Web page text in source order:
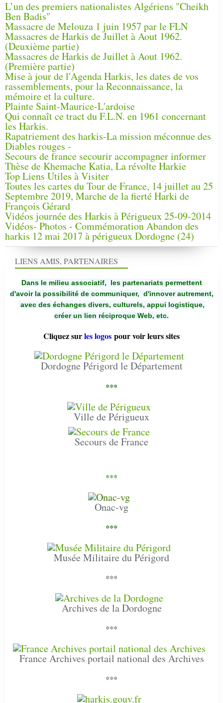
L’un des premiers nationalistes Algériens "Cheikh
Ben Badis"
Massacre de Melouza 1 juin 1957 par le FLN
Massacres de Harkis de Juillet à Aout 1962.
(Deuxième partie)
Massacres de Harkis de Juillet à Aout 1962.
(Première partie)
Mise à jour de l'Agenda Harkis, les dates de vos
rassemblements, pour la Reconnaissance, la
mémoire et la culture.
Plainte Saint-Maurice-L'ardoise
Qui connaît ce tract du F.L.N. en 1961 concernant
les Harkis.
Rapatriement des harkis-La mission méconnue des
Diables rouges -
Secours de france secourir accompagner informer
Thèse de Khemache Katia, La révolte Harkie
Top Liens Utiles à Visiter
Toutes les cartes du Tour de France, 14 juillet au 25
Septembre 2019, Marche de la fierté Harki de
François Gérard
Vidéos journée des Harkis à Périgueux 25-09-2014
Vidéos- Photos - Commémoration Abandon des
harkis 12 mai 2017 à périgueux Dordogne (24)
LIENS AMIS, PARTENAIRES
Dans le milieu associatif, les partenariats permettent
d'avoir la possibilité de communiquer, d'innover autrement,
avec des échanges divers, culturels, appui logistique,
créer un lien réciproque Web, etc.
Cliquez surles logos pour voir leurs sites
Dordogne Périgord le Département
***
Ville de Périgueux
Secours de France
***
Onac-vg
***
Musée Militaire du Périgord
***
Archives de la Dordogne
***
France Archives portail national des Archives
***